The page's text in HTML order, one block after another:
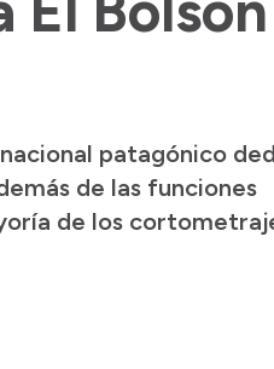
patagónico
de las funciones
de los